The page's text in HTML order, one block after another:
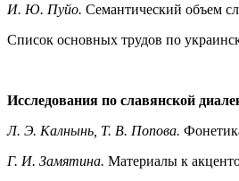
И. Ю. Пуйо. Семантический объем
Список основных трудов по
Исследования по славянской
Л. Э. Калнынь, Т. В. Попова.
Г. И. Замятина. Материалы к